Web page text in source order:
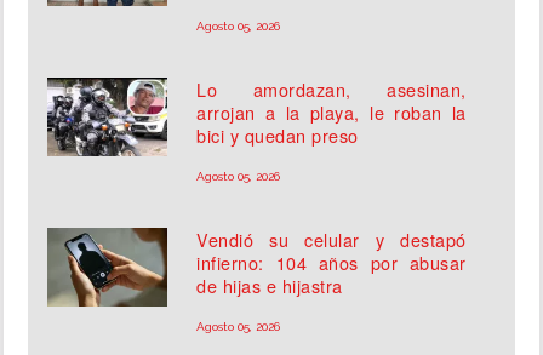
Agosto 05, 2026
Lo amordazan, asesinan,
arrojan a la playa, le roban la
bici y quedan preso
Agosto 05, 2026
Vendió su celular y destapó
infierno: 104 años por abusar
de hijas e hijastra
Agosto 05, 2026